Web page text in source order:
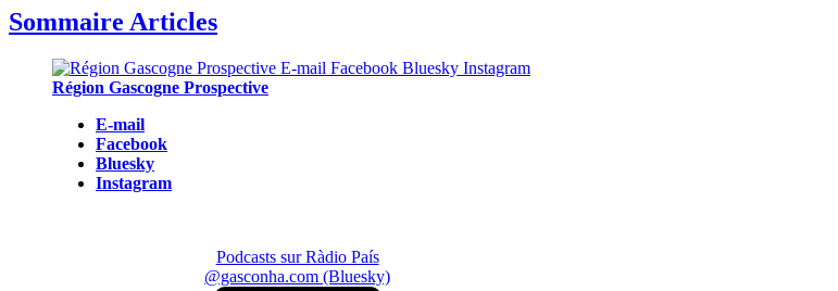
Sommaire Articles
Région Gascogne Prospective
E-mail
Facebook
Bluesky
Instagram
Podcasts sur Ràdio País
@gasconha.com (Bluesky)